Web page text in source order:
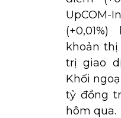
UpCOM-
khoản
trị giao
Khối
tỷ đồng
hôm qua.